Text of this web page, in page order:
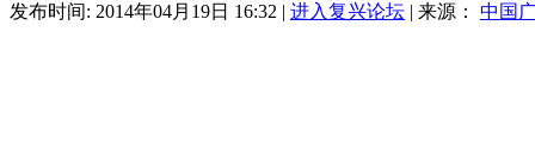
发布时间: 2014年04月19日 16:32 | 进入复兴论坛 | 来源： 中国